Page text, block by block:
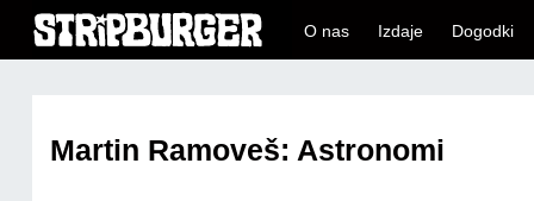
O nas Izdaje Dogodki
Martin Ramoveš: Astronomi